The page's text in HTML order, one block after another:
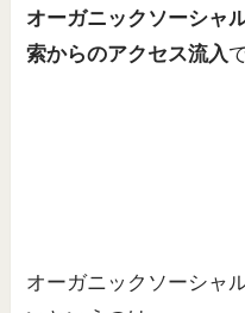
オーガニックソーシャ
索からのアクセス流入
オーガニックソーシャ